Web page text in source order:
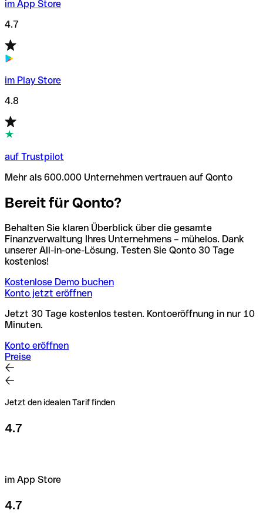
im App Store
4.7
im Play Store
4.8
auf Trustpilot
Mehr als 600.000 Unternehmen vertrauen auf Qonto
Bereit für Qonto?
Behalten Sie klaren Überblick über die gesamte
Finanzverwaltung Ihres Unternehmens – mühelos. Dank
unserer All-in-one-Lösung. Testen Sie Qonto 30 Tage
kostenlos!
Kostenlose Demo buchen
Konto jetzt eröffnen
Jetzt 30 Tage kostenlos testen. Kontoeröffnung in nur 10
Minuten.
Konto eröffnen
Preise
Jetzt den idealen Tarif finden
4.7
im App Store
4.7